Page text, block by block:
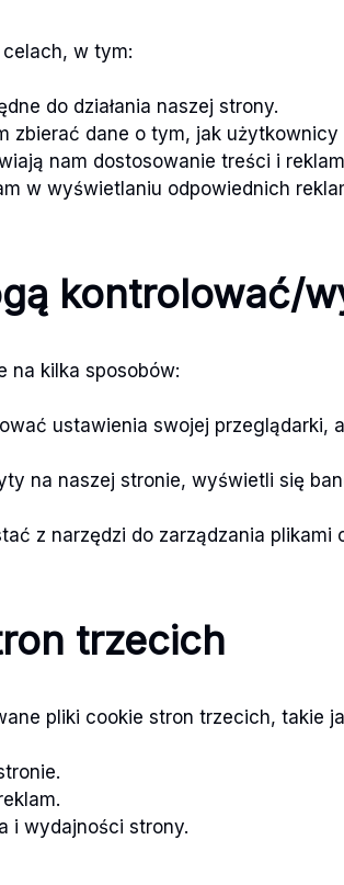
w tym:
do działania naszej strony.
zbierać dane o tym, jak
nam dostosowanie treści i
w wyświetlaniu odpowiednich
kontrolować/
na kilka sposobów:
ustawienia swojej przeglądarki,
na naszej stronie, wyświetli się
z narzędzi do zarządzania plikami
trzecich
pliki cookie stron trzecich, takie
i wydajności strony.